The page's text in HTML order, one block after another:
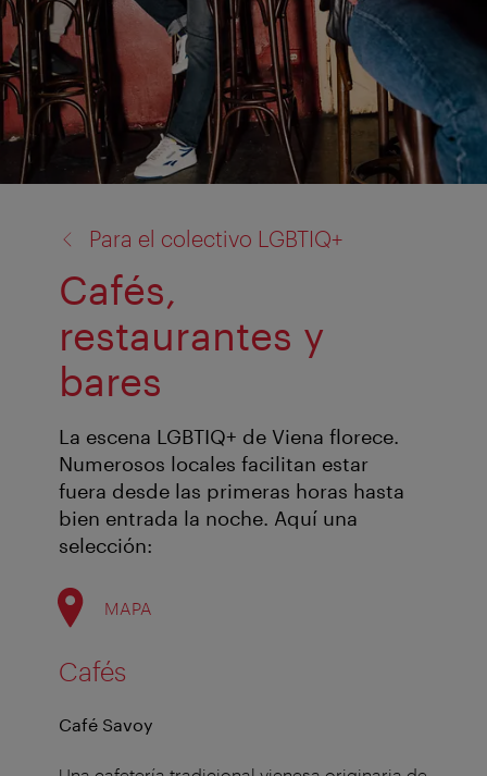
Para el colectivo LGBTIQ+
Cafés,
restaurantes y
bares
La escena LGBTIQ+ de Viena florece.
Numerosos locales facilitan estar
fuera desde las primeras horas hasta
bien entrada la noche. Aquí una
selección:
MAPA
Cafés
Café Savoy